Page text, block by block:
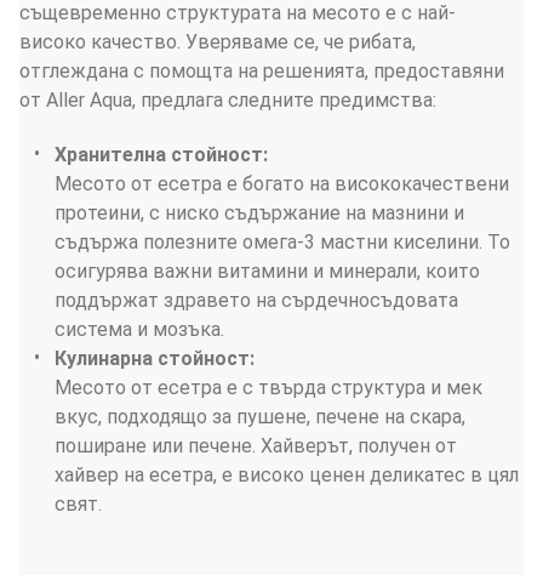
същевременно структурата на месото е с най-
високо качество. Уверяваме се, че рибата,
отглеждана с помощта на решенията, предоставяни
от Aller Aqua, предлага следните предимства:
Хранителна стойност:
Месото от есетра е богато на висококачествени
протеини, с ниско съдържание на мазнини и
съдържа полезните омега-3 мастни киселини. То
осигурява важни витамини и минерали, които
поддържат здравето на сърдечносъдовата
система и мозъка.
Кулинарна стойност:
Месото от есетра е с твърда структура и мек
вкус, подходящо за пушене, печене на скара,
поширане или печене. Хайверът, получен от
хайвер на есетра, е високо ценен деликатес в цял
свят.